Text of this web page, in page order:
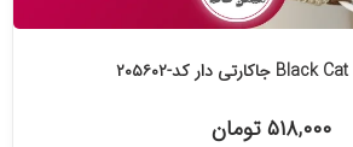
۵۱۸,۰۰۰ تومان